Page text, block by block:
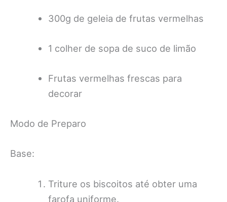
300g de geleia de frutas vermelhas
1 colher de sopa de suco de limão
Frutas vermelhas frescas para
decorar
Modo de Preparo
Base:
Triture os biscoitos até obter uma
farofa uniforme.